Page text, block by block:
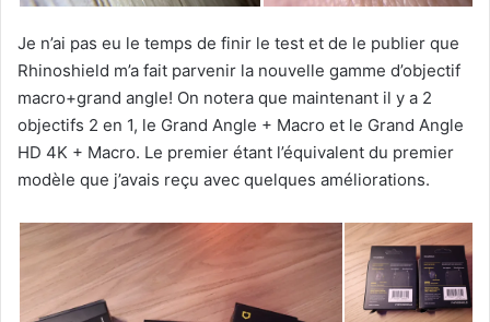
Je n’ai pas eu le temps de finir le test et de le publier que
Rhinoshield m’a fait parvenir la nouvelle gamme d’objectif
macro+grand angle! On notera que maintenant il y a 2
objectifs 2 en 1, le Grand Angle + Macro et le Grand Angle
HD 4K + Macro. Le premier étant l’équivalent du premier
modèle que j’avais reçu avec quelques améliorations.